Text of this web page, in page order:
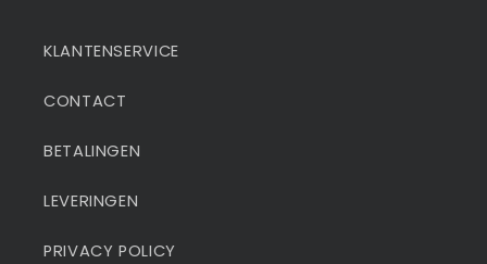
KLANTENSERVICE
CONTACT
BETALINGEN
LEVERINGEN
PRIVACY POLICY